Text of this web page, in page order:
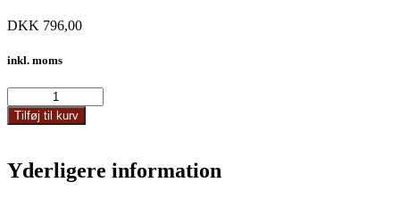
DKK 796,00
inkl. moms
antal
Tilføj til kurv
Yderligere information